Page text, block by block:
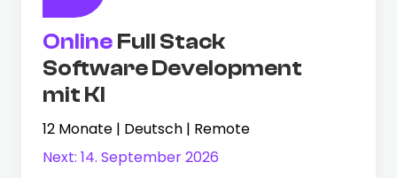
Online Full Stack
Software Development
mit KI
12 Monate | Deutsch | Remote
Next: 14. September 2026